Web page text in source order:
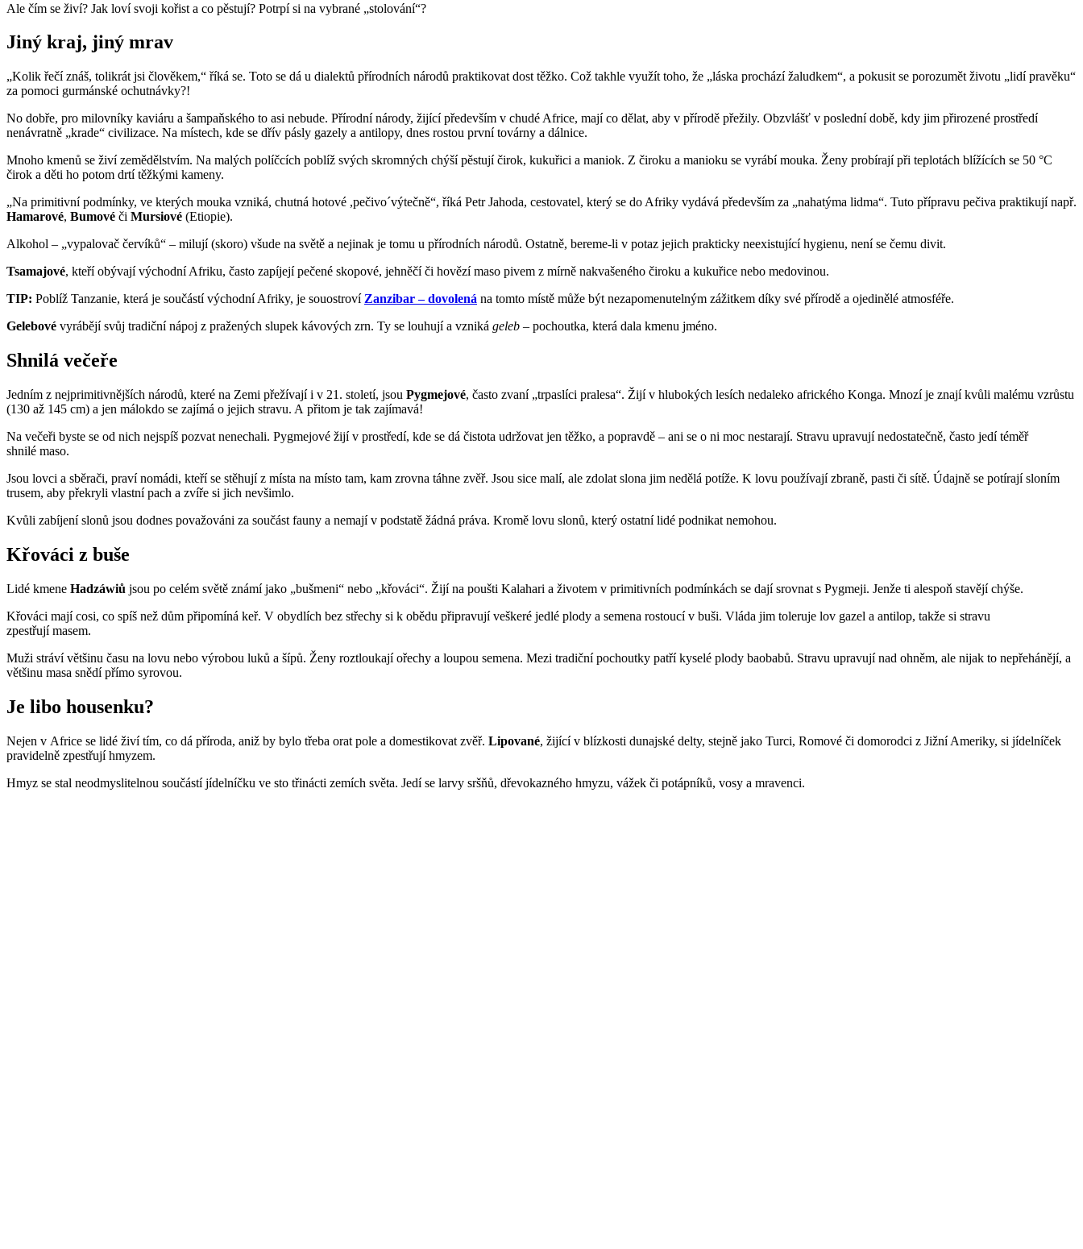
Ale čím se živí? Jak loví svoji kořist a co pěstují? Potrpí si na vybrané „stolování“?
Jiný kraj, jiný mrav
„Kolik řečí znáš, tolikrát jsi člověkem,“ říká se. Toto se dá u dialektů přírodních národů praktikovat dost těžko. Což takhle využít toho, že „láska prochází žaludkem“, a pokusit se porozumět životu „lidí pravěku“
za pomoci gurmánské ochutnávky?!
No dobře, pro milovníky kaviáru a šampaňského to asi nebude. Přírodní národy, žijící především v chudé Africe, mají co dělat, aby v přírodě přežily. Obzvlášť v poslední době, kdy jim přirozené prostředí
nenávratně „krade“ civilizace. Na místech, kde se dřív pásly gazely a antilopy, dnes rostou první továrny a dálnice.
Mnoho kmenů se živí zemědělstvím. Na malých políčcích poblíž svých skromných chýší pěstují čirok, kukuřici a maniok. Z čiroku a manioku se vyrábí mouka. Ženy probírají při teplotách blížících se 50 °C
čirok a děti ho potom drtí těžkými kameny.
„Na primitivní podmínky, ve kterých mouka vzniká, chutná hotové ,pečivo´výtečně“, říká Petr Jahoda, cestovatel, který se do Afriky vydává především za „nahatýma lidma“. Tuto přípravu pečiva praktikují např.
Hamarové, Bumové či Mursiové (Etiopie).
Alkohol – „vypalovač červíků“ – milují (skoro) všude na světě a nejinak je tomu u přírodních národů. Ostatně, bereme-li v potaz jejich prakticky neexistující hygienu, není se čemu divit.
Tsamajové, kteří obývají východní Afriku, často zapíjejí pečené skopové, jehněčí či hovězí maso pivem z mírně nakvašeného čiroku a kukuřice nebo medovinou.
TIP: Poblíž Tanzanie, která je součástí východní Afriky, je souostroví Zanzibar – dovolená na tomto místě může být nezapomenutelným zážitkem díky své přírodě a ojedinělé atmosféře.
Gelebové vyrábějí svůj tradiční nápoj z pražených slupek kávových zrn. Ty se louhují a vzniká geleb – pochoutka, která dala kmenu jméno.
Shnilá večeře
Jedním z nejprimitivnějších národů, které na Zemi přežívají i v 21. století, jsou Pygmejové, často zvaní „trpaslíci pralesa“. Žijí v hlubokých lesích nedaleko afrického Konga. Mnozí je znají kvůli malému vzrůstu
(130 až 145 cm) a jen málokdo se zajímá o jejich stravu. A přitom je tak zajímavá!
Na večeři byste se od nich nejspíš pozvat nenechali. Pygmejové žijí v prostředí, kde se dá čistota udržovat jen těžko, a popravdě – ani se o ni moc nestarají. Stravu upravují nedostatečně, často jedí téměř
shnilé maso.
Jsou lovci a sběrači, praví nomádi, kteří se stěhují z místa na místo tam, kam zrovna táhne zvěř. Jsou sice malí, ale zdolat slona jim nedělá potíže. K lovu používají zbraně, pasti či sítě. Údajně se potírají sloním
trusem, aby překryli vlastní pach a zvíře si jich nevšimlo.
Kvůli zabíjení slonů jsou dodnes považováni za součást fauny a nemají v podstatě žádná práva. Kromě lovu slonů, který ostatní lidé podnikat nemohou.
Křováci z buše
Lidé kmene Hadzáwiů jsou po celém světě známí jako „bušmeni“ nebo „křováci“. Žijí na poušti Kalahari a životem v primitivních podmínkách se dají srovnat s Pygmeji. Jenže ti alespoň stavějí chýše.
Křováci mají cosi, co spíš než dům připomíná keř. V obydlích bez střechy si k obědu připravují veškeré jedlé plody a semena rostoucí v buši. Vláda jim toleruje lov gazel a antilop, takže si stravu
zpestřují masem.
Muži stráví většinu času na lovu nebo výrobou luků a šípů. Ženy roztloukají ořechy a loupou semena. Mezi tradiční pochoutky patří kyselé plody baobabů. Stravu upravují nad ohněm, ale nijak to nepřehánějí, a
většinu masa snědí přímo syrovou.
Je libo housenku?
Nejen v Africe se lidé živí tím, co dá příroda, aniž by bylo třeba orat pole a domestikovat zvěř. Lipované, žijící v blízkosti dunajské delty, stejně jako Turci, Romové či domorodci z Jižní Ameriky, si jídelníček
pravidelně zpestřují hmyzem.
Hmyz se stal neodmyslitelnou součástí jídelníčku ve sto třinácti zemích světa. Jedí se larvy sršňů, dřevokazného hmyzu, vážek či potápníků, vosy a mravenci.